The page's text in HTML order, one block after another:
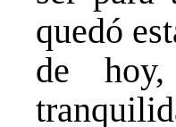
quedó
de hoy,